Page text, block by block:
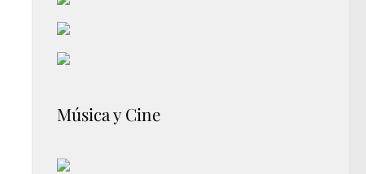
Música y Cine